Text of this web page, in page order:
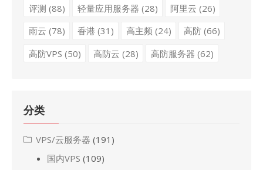
评测 (88) 轻量应用服务器 (28) 阿里云 (26)
雨云 (78) 香港 (31) 高主频 (24) 高防(66)
高防VPS (50) 高防云 (28) 高防服务器 (62)
分类
VPS/云服务器 (191)
国内VPS (109)